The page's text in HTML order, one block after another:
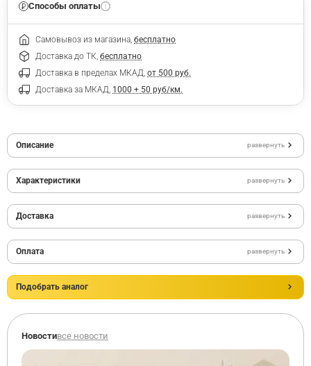
Способы оплаты
Самовывоз из магазина, бесплатно
Доставка до ТК, бесплатно
Доставка в пределах МКАД, от 500 руб.
Доставка за МКАД, 1000 + 50 руб/км.
Описание развернуть
Характеристики развернуть
Доставка развернуть
Оплата развернуть
Подобрать аналог
Новостивсе новости